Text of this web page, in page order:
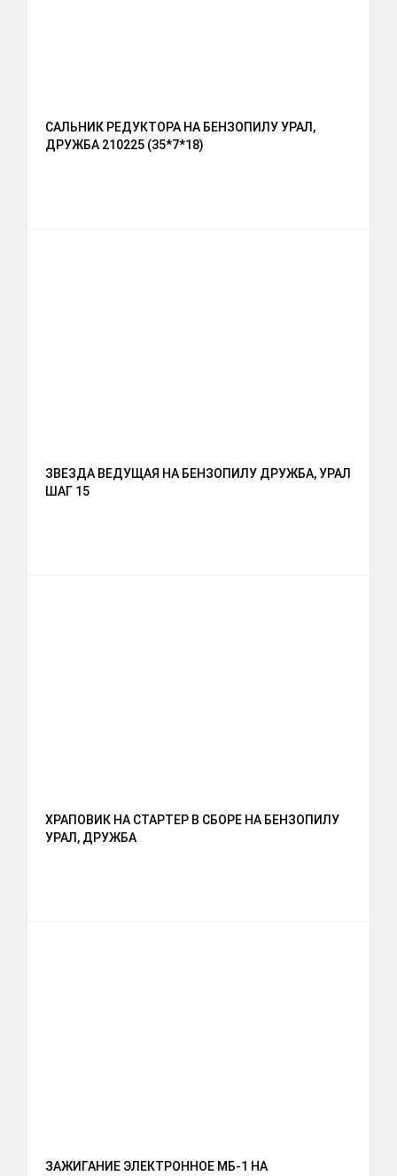
САЛЬНИК РЕДУКТОРА НА БЕНЗОПИЛУ УРАЛ,
ДРУЖБА 210225 (35*7*18)
ЗВЕЗДА ВЕДУЩАЯ НА БЕНЗОПИЛУ ДРУЖБА, УРАЛ
ШАГ 15
ХРАПОВИК НА СТАРТЕР В СБОРЕ НА БЕНЗОПИЛУ
УРАЛ, ДРУЖБА
ЗАЖИГАНИЕ ЭЛЕКТРОННОЕ МБ-1 НА